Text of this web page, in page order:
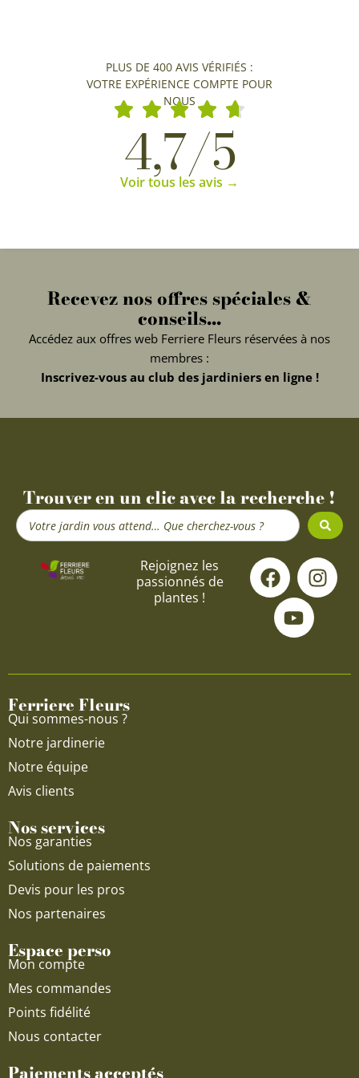
PLUS DE 400 AVIS VÉRIFIÉS :
VOTRE EXPÉRIENCE COMPTE POUR
NOUS
4,7/5
Voir tous les avis →
Recevez nos offres spéciales &
conseils...
Accédez aux offres web Ferriere Fleurs réservées à nos
membres :
Inscrivez-vous au club des jardiniers en ligne !
Trouver en un clic avec la recherche !
Search
...
Rejoignez les
passionnés de
plantes !
F
a
c
e
o
I
n
s
g
Y
o
u
t
u
b
Ferriere Fleurs
Qui sommes-nous ?
Notre jardinerie
Notre équipe
Avis clients
Nos services
Nos garanties
Solutions de paiements
Devis pour les pros
Nos partenaires
Espace perso
Mon compte
Mes commandes
Points fidélité
Nous contacter
Paiements acceptés